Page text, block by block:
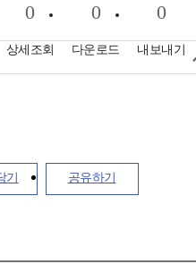
0
상세조회
0
다운로드
0
내보내기
기 공유하기